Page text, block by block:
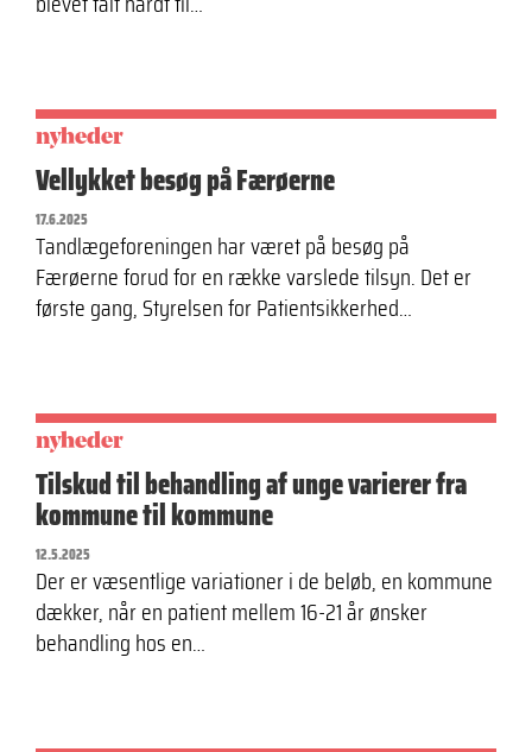
nyheder
Vellykket besøg på Færøerne
17.6.2025
Tandlægeforeningen har været på besøg på
Færøerne forud for en række varslede tilsyn. Det er
første gang, Styrelsen for Patientsikkerhed…
nyheder
Tilskud til behandling af unge varierer fra
kommune til kommune
12.5.2025
Der er væsentlige variationer i de beløb, en kommune
dækker, når en patient mellem 16-21 år ønsker
behandling hos en…